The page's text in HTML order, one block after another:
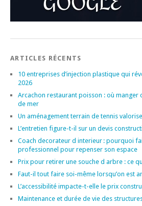
ARTICLES RÉCENTS
10 entreprises d’injection plastique qui
2026
Arcachon restaurant poisson : où
de mer
Un aménagement terrain de tennis
L’entretien figure-t-il sur un devis
Coach decorateur d interieur : pourquoi
professionnel pour repenser son espace
Prix pour retirer une souche d arbre : ce
Faut-il tout faire soi-même lorsqu’on est
L’accessibilité impacte-t-elle le prix
Maintenance et durée de vie des